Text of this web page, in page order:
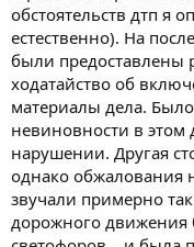
обстоятельств дтп я
естественно). На
были предоставлены
ходатайство об
материалы дела.
невиновности в этом
нарушении. Другая
однако обжалования
звучали примерно
дорожного